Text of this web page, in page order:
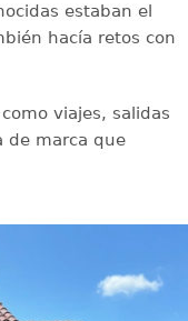
estaban el
hacía retos con
viajes, salidas
de marca que